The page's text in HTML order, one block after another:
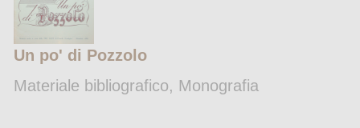
Un po' di Pozzolo
Materiale bibliografico, Monografia